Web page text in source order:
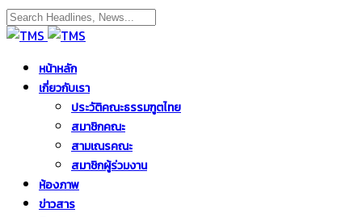
หน้าหลัก
เกี่ยวกับเรา
ประวัติคณะธรรมฑูตไทย
สมาชิกคณะ
สามเณรคณะ
สมาชิกผู้ร่วมงาน
ห้องภาพ
ข่าวสาร